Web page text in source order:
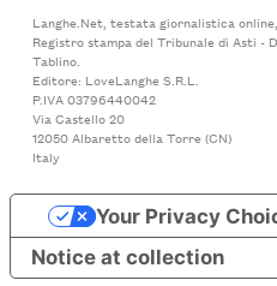
Langhe.Net, testata giornalistica
Registro stampa del Tribunale di Asti -
Tablino.
Editore: LoveLanghe S.R.L.
P.IVA 03796440042
Via Castello 20
12050 Albaretto della Torre (CN)
Italy
Notice at collection
Your Privacy